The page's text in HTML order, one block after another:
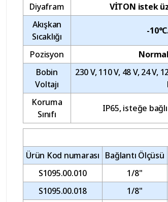
Diyafram
VİTON istek
Akışkan
Sıcaklığı
-
Pozisyon
Bobin
Voltajı
230 V, 110 V, 48 V, 24 V,
Koruma
Sınıfı
IP65, isteğe
Ürün Kod numarası Bağlantı Ölçüsü
S1095.00.010
1/8"
S1095.00.018
1/8"